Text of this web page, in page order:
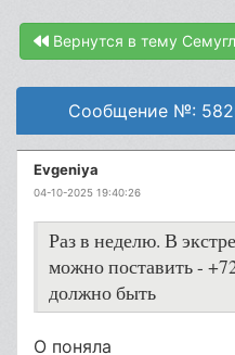
Вернутся в тему
Сообщение №:
Evgeniya
04-10-2025 19:40:26
Раз в неделю. В
можно поставить -
должно быть
О поняла